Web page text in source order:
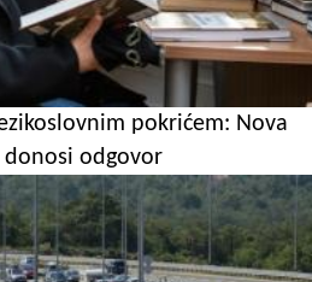
pokrićem: Nova
donosi odgovor